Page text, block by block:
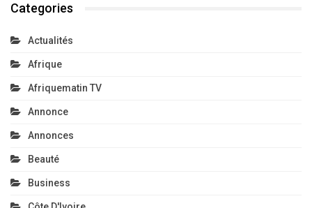
Categories
Actualités
Afrique
Afriquematin TV
Annonce
Annonces
Beauté
Business